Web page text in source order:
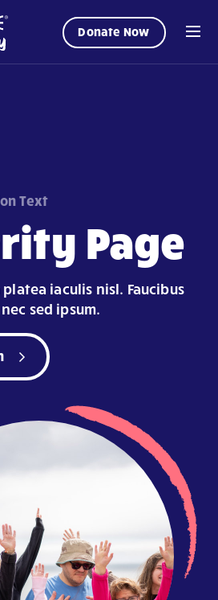
Donate Now
Text
Page
iaculis nisl. Faucibus
sed ipsum.